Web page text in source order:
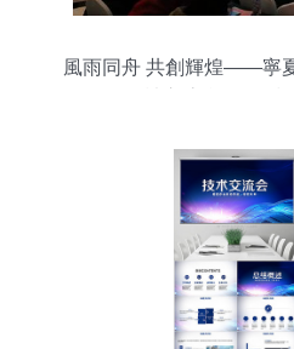
風雨同舟 共創輝煌——寧